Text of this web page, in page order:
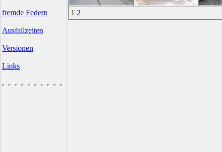
fremde Federn
Ausfallzeiten
Versionen
Links
1 2